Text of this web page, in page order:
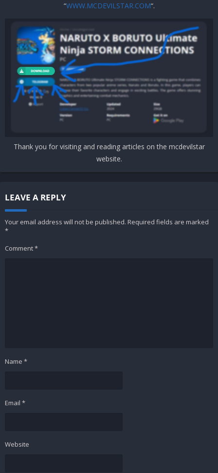
“WWW.MCDEVILSTAR.COM“.
Thank you for visiting and reading articles on the mcdevilstar
website.
LEAVE A REPLY
Your email address will not be published. Required fields are marked
*
Comment*
Name *
Email *
Website